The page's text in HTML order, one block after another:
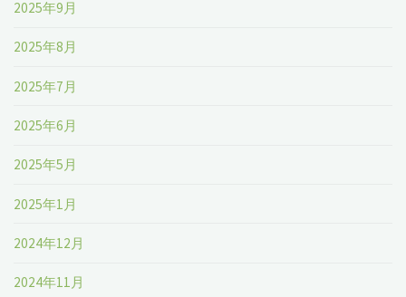
2025年9月
2025年8月
2025年7月
2025年6月
2025年5月
2025年1月
2024年12月
2024年11月